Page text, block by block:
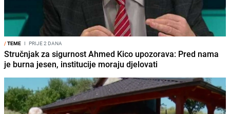
/TEME I PRIJE 2 DANA
Stručnjak za sigurnost Ahmed Kico upozorava: Pred nama
je burna jesen, institucije moraju djelovati